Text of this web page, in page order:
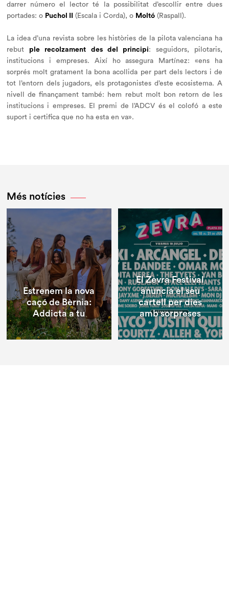
darrer número el lector té la possibilitat d’escollir entre dues
portades: o Puchol II (Escala i Corda), o Moltó (Raspall).
La idea d’una revista sobre les històries de la pilota valenciana ha
rebut ple recolzament des del principi: seguidors, pilotaris,
institucions i empreses. Així ho assegura Martínez: «ens ha
sorprés molt gratament la bona acollida per part dels lectors i de
tot l’entorn dels jugadors, els protagonistes d’este ecosistema. A
nivell de finançament també: hem rebut molt bon retorn de les
institucions i empreses. El premi de l’ADCV és el colofó a este
suport i certifica que no ha esta en va».
Més notícies
Estrenem la nova
caçó de Bèrnia:
Addicta a tu
El Zevra Festival
anuncia el seu
cartell per dies
amb sorpreses